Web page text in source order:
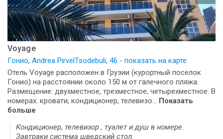
Voyage
Гонио, Andrea PirvelTsodebuli, 46 - показать на карте
Отель Voyage расположен в Грузии (курортный поселок
Гонио) на расстоянии около 150 м от галечного пляжа.
Размещение: двухместное, трехместное, четырехместное. В
номерах: кровати, кондиционер, телевизо... Показать
больше
Кондиционер, телевизор , туалет и душ в номере.
Завтраки система шведский стол.